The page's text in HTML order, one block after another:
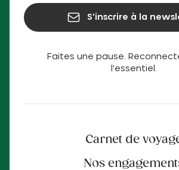
Faites une pause.
l'essentiel.
Carnet de
Nos
S'inscrire à la